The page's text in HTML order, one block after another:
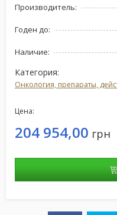
Производитель:
Годен до:
Наличие:
Категория:
Онкология, препараты,
Цена:
204 954,00 грн